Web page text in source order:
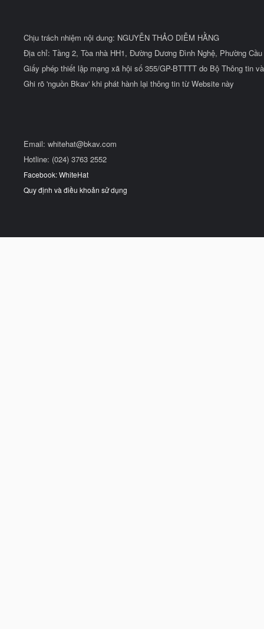
Chịu trách nhiệm nội dung: NGUYỄN THẢO DIỄM HẰNG
Địa chỉ: Tầng 2, Tòa nhà HH1, Đường Dương Đình Nghệ, Phường
Giấy phép thiết lập mạng xã hội số 355/GP-BTTTT do Bộ Thông tin
Ghi rõ 'nguồn Bkav' khi phát hành lại thông tin từ Website này
Email: whitehat@bkav.com
Hotline: (024) 3763 2552
Facebook: WhiteHat
Quy định và điều khoản sử dụng